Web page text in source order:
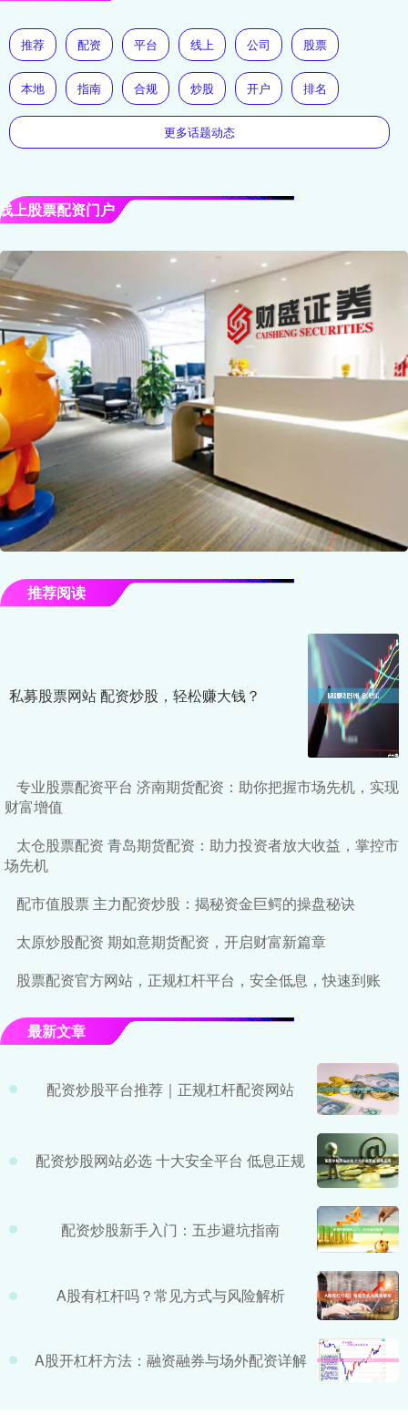
推荐 配资 平台 线上 公司 股票
本地 指南 合规 炒股 开户 排名
更多话题动态
上股票配资门户
推荐阅读
私募股票网站 配资炒股，轻松赚大钱？
专业股票配资平台 济南期货配资：助你把握市场先机，实现
财富增值
太仓股票配资 青岛期货配资：助力投资者放大收益，掌控市
场先机
配市值股票 主力配资炒股：揭秘资金巨鳄的操盘秘诀
太原炒股配资 期如意期货配资，开启财富新篇章
股票配资官方网站，正规杠杆平台，安全低息，快速到账
最新文章
配资炒股平台推荐｜正规杠杆配资网站
配资炒股网站必选 十大安全平台 低息正规
配资炒股新手入门：五步避坑指南
A股有杠杆吗？常见方式与风险解析
A股开杠杆方法：融资融券与场外配资详解